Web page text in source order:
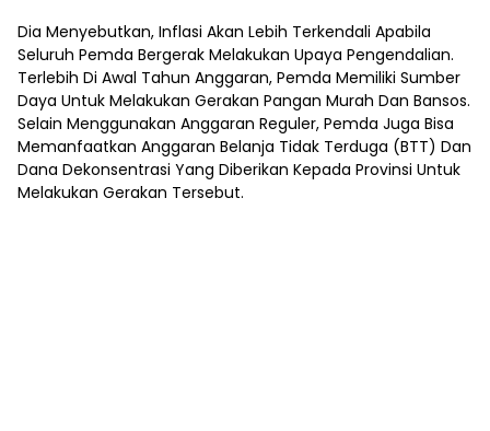
Dia Menyebutkan, Inflasi Akan Lebih Terkendali Apabila
Seluruh Pemda Bergerak Melakukan Upaya Pengendalian.
Terlebih Di Awal Tahun Anggaran, Pemda Memiliki Sumber
Daya Untuk Melakukan Gerakan Pangan Murah Dan Bansos.
Selain Menggunakan Anggaran Reguler, Pemda Juga Bisa
Memanfaatkan Anggaran Belanja Tidak Terduga (BTT) Dan
Dana Dekonsentrasi Yang Diberikan Kepada Provinsi Untuk
Melakukan Gerakan Tersebut.